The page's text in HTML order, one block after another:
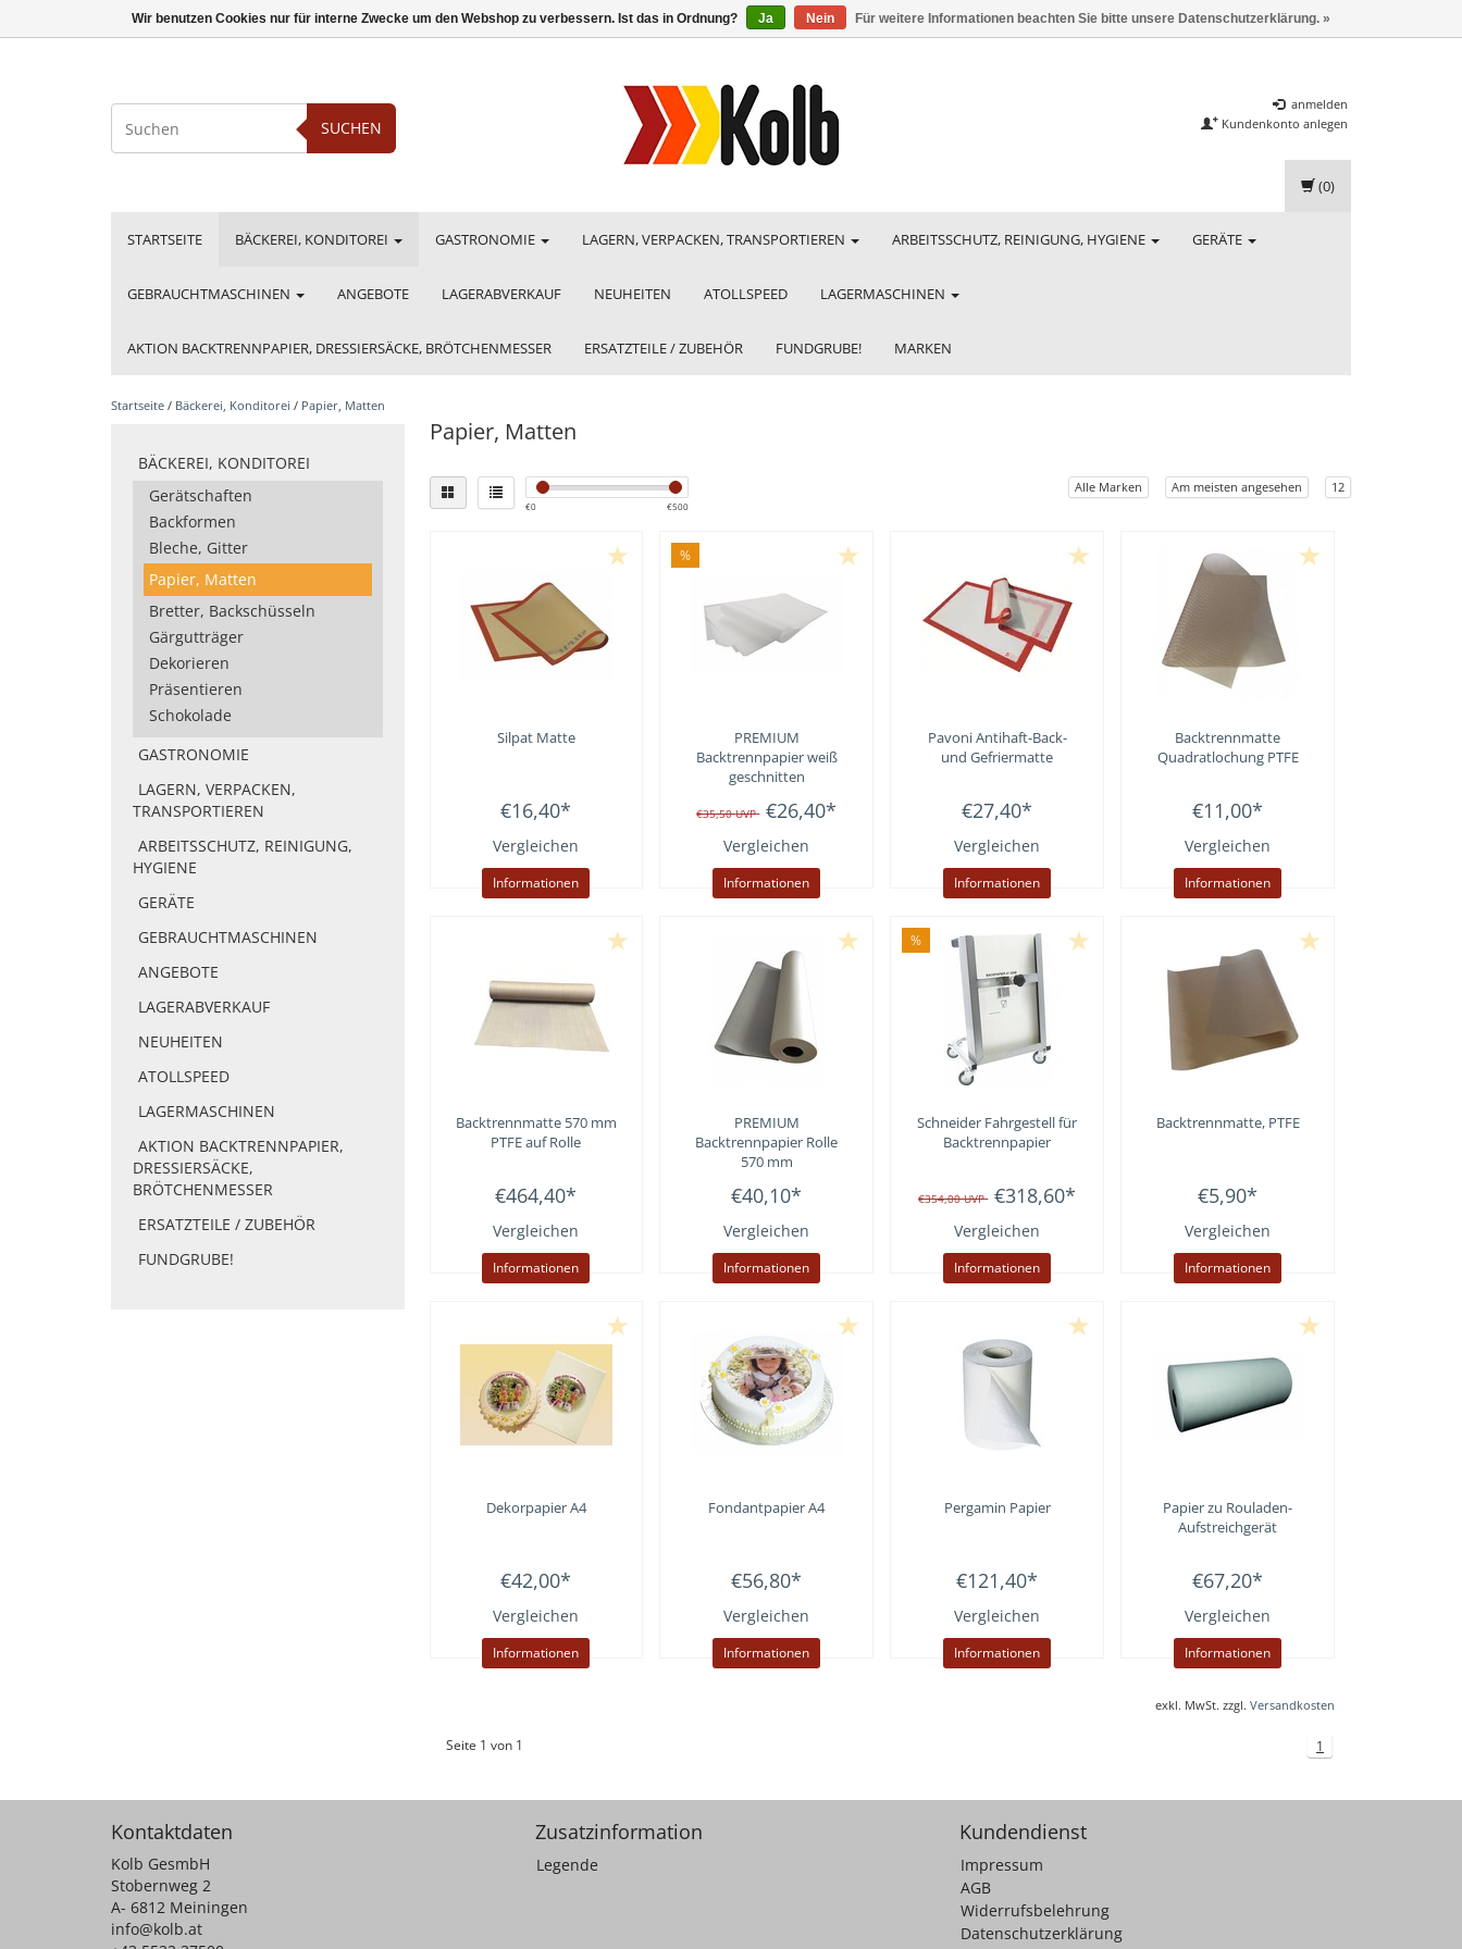
SUCHEN
anmelden
Kundenkonto anlegen
STARTSEITE BÄCKEREI, KONDITOREI GASTRONOMIE LAGERN, VERPACKEN, TRANSPORTIEREN ARBEITSSCHUTZ, REINIGUNG, HYGIENE GERÄTE
GEBRAUCHTMASCHINEN ANGEBOTE LAGERABVERKAUF NEUHEITEN ATOLLSPEED LAGERMASCHINEN
AKTION BACKTRENNPAPIER, DRESSIERSÄCKE, BRÖTCHENMESSER ERSATZTEILE / ZUBEHÖR FUNDGRUBE! MARKEN
(0)
Startseite / Bäckerei, Konditorei / Papier, Matten
BÄCKEREI, KONDITOREI
Gerätschaften
Backformen
Bleche, Gitter
Papier, Matten
Bretter, Backschüsseln
Gärgutträger
Dekorieren
Präsentieren
Schokolade
GASTRONOMIE
LAGERN, VERPACKEN,
TRANSPORTIEREN
ARBEITSSCHUTZ, REINIGUNG,
HYGIENE
GERÄTE
GEBRAUCHTMASCHINEN
ANGEBOTE
LAGERABVERKAUF
NEUHEITEN
ATOLLSPEED
LAGERMASCHINEN
AKTION BACKTRENNPAPIER,
DRESSIERSÄCKE,
BRÖTCHENMESSER
ERSATZTEILE / ZUBEHÖR
FUNDGRUBE!
Papier, Matten
€0 €500
Alle Marken Am meisten angesehen 12
Silpat Matte
€16,40*
Vergleichen
Informationen
%
PREMIUM
Backtrennpapier weiß
geschnitten
€35,50UVP €26,40*
Vergleichen
Informationen
PavoniAntihaft-Back-
und Gefriermatte
€27,40*
Vergleichen
Informationen
Backtrennmatte
Quadratlochung PTFE
€11,00*
Vergleichen
Informationen
Backtrennmatte 570 mm
PTFE auf Rolle
€464,40*
Vergleichen
Informationen
PREMIUM
Backtrennpapier Rolle
570 mm
€40,10*
Vergleichen
Informationen
%
Schneider Fahrgestell für
Backtrennpapier
€354,00UVP €318,60*
Vergleichen
Informationen
Backtrennmatte, PTFE
€5,90*
Vergleichen
Informationen
Dekorpapier A4
€42,00*
Vergleichen
Informationen
Fondantpapier A4
€56,80*
Vergleichen
Informationen
Pergamin Papier
€121,40*
Vergleichen
Informationen
Papier zu Rouladen-
Aufstreichgerät
€67,20*
Vergleichen
Informationen
exkl. MwSt. zzgl. Versandkosten
Seite 1 von 1 1
Kontaktdaten
Kolb GesmbH
Stobernweg 2
A- 6812 Meiningen
info@kolb.at
Zusatzinformation
Legende
Kundendienst
Impressum
AGB
Widerrufsbelehrung
Datenschutzerklärung
Wir benutzen Cookies nur für interne Zwecke um den Webshop zu verbessern. Ist das in Ordnung? Ja Nein Für weitere Informationen beachten Sie bitte unsere Datenschutzerklärung. »